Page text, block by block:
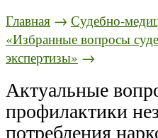
Главная → Судебно-
«Избранные вопросы
экспертизы» →
Актуальные
профилактики
потребления